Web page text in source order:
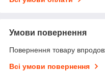
Умови повернення
Повернення товару
Всі умови повернення